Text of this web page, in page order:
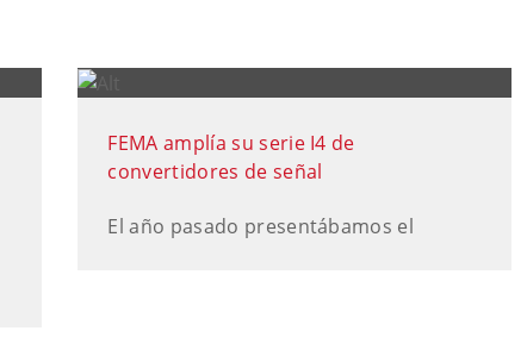
FEMA amplía su serie I4 de
convertidores de señal
El año pasado presentábamos el